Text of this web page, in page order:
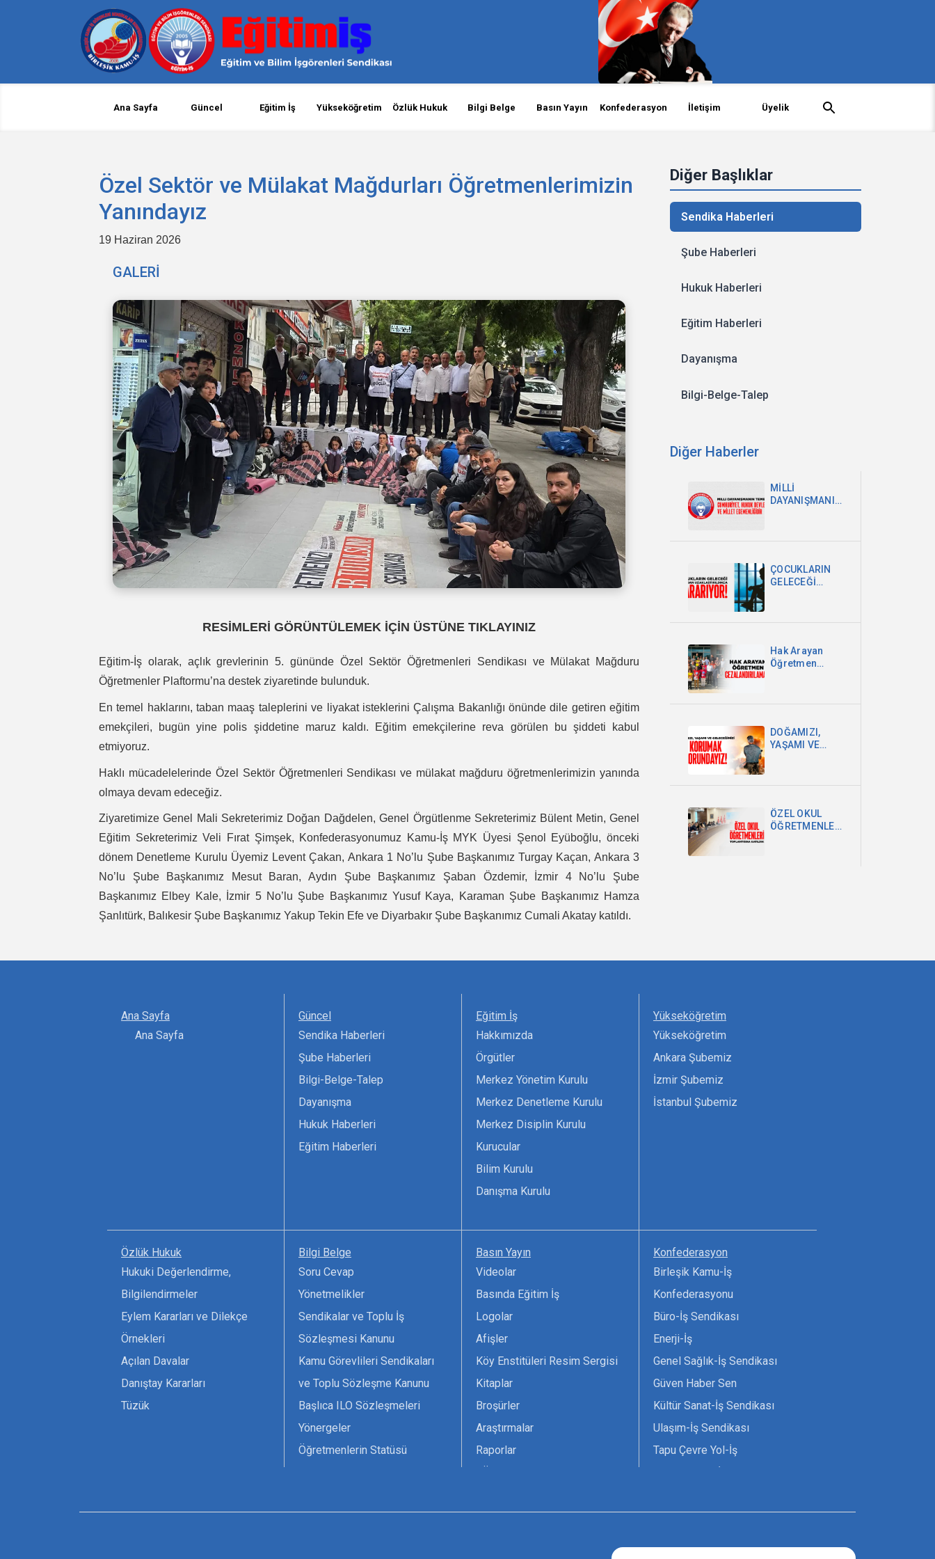
Ana Sayfa Güncel Eğitim İş Yükseköğretim Özlük Hukuk Bilgi Belge Basın Yayın Konfederasyon İletişim Üyelik
Diğer Başlıklar
Sendika Haberleri
Şube Haberleri
Hukuk Haberleri
Eğitim Haberleri
Dayanışma
Bilgi-Belge-Talep
Diğer Haberler
MİLLİ
DAYANIŞMANIN
MİLLET
EGEMENLİĞİDİR
ÇOCUKLARIN
GELECEĞİ
Hak Arayan
Öğretmen
DOĞAMIZI,
YAŞAMI VE
ÖZEL OKUL
ÖĞRETMENLERİ
Özel Sektör ve Mülakat Mağdurları Öğretmenlerimizin
Yanındayız
19 Haziran 2026
GALERİ
RESİMLERİ GÖRÜNTÜLEMEK İÇİN ÜSTÜNE TIKLAYINIZ
Eğitim-İş olarak, açlık grevlerinin 5. gününde Özel Sektör Öğretmenleri Sendikası ve Mülakat Mağduru
Öğretmenler Plaftormu’na destek ziyaretinde bulunduk.
En temel haklarını, taban maaş taleplerini ve liyakat isteklerini Çalışma Bakanlığı önünde dile getiren eğitim
emekçileri, bugün yine polis şiddetine maruz kaldı. Eğitim emekçilerine reva görülen bu şiddeti kabul
etmiyoruz.
Haklı mücadelelerinde Özel Sektör Öğretmenleri Sendikası ve mülakat mağduru öğretmenlerimizin yanında
olmaya devam edeceğiz.
Ziyaretimize Genel Mali Sekreterimiz Doğan Dağdelen, Genel Örgütlenme Sekreterimiz Bülent Metin, Genel
Eğitim Sekreterimiz Veli Fırat Şimşek, Konfederasyonumuz Kamu-İş MYK Üyesi Şenol Eyüboğlu, önceki
dönem Denetleme Kurulu Üyemiz Levent Çakan, Ankara 1 No’lu Şube Başkanımız Turgay Kaçan, Ankara 3
No’lu Şube Başkanımız Mesut Baran, Aydın Şube Başkanımız Şaban Özdemir, İzmir 4 No’lu Şube
Başkanımız Elbey Kale, İzmir 5 No’lu Şube Başkanımız Yusuf Kaya, Karaman Şube Başkanımız Hamza
Şanlıtürk, Balıkesir Şube Başkanımız Yakup Tekin Efe ve Diyarbakır Şube Başkanımız Cumali Akatay katıldı.
Ana Sayfa
Ana Sayfa
Güncel
Sendika Haberleri
Şube Haberleri
Bilgi-Belge-Talep
Dayanışma
Hukuk Haberleri
Eğitim Haberleri
Eğitim İş
Hakkımızda
Örgütler
Merkez Yönetim Kurulu
Merkez Denetleme Kurulu
Merkez Disiplin Kurulu
Kurucular
Bilim Kurulu
Danışma Kurulu
Yükseköğretim
Yükseköğretim
Ankara Şubemiz
İzmir Şubemiz
İstanbul Şubemiz
Özlük Hukuk
Hukuki Değerlendirme,
Bilgilendirmeler
Eylem Kararları ve Dilekçe
Örnekleri
Açılan Davalar
Danıştay Kararları
Tüzük
Bilgi Belge
Soru Cevap
Yönetmelikler
Sendikalar ve Toplu İş
Sözleşmesi Kanunu
Kamu Görevlileri Sendikaları
ve Toplu Sözleşme Kanunu
Başlıca ILO Sözleşmeleri
Yönergeler
Öğretmenlerin Statüsü
Seçim Formları
Basın Yayın
Videolar
Basında Eğitim İş
Logolar
Afişler
Köy Enstitüleri Resim Sergisi
Kitaplar
Broşürler
Araştırmalar
Raporlar
Pankartlar
Konfederasyon
Birleşik Kamu-İş
Konfederasyonu
Büro-İş Sendikası
Enerji-İş
Genel Sağlık-İş Sendikası
Güven Haber Sen
Kültür Sanat-İş Sendikası
Ulaşım-İş Sendikası
Tapu Çevre Yol-İş
Uzman Diyanet - Sen